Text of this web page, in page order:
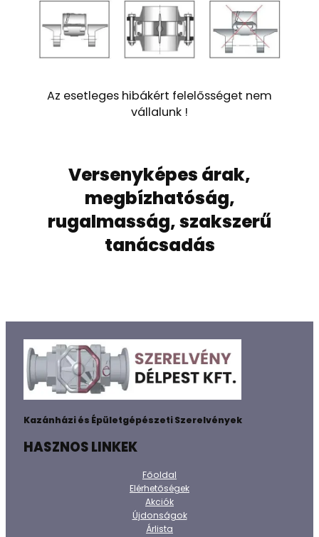
Az esetleges hibákért felelősséget nem
vállalunk !
Versenyképes árak,
megbízhatóság,
rugalmasság, szakszerű
tanácsadás
Kazánházi és Épületgépészeti Szerelvények
HASZNOS LINKEK
Főoldal
Elérhetőségek
Akciók
Újdonságok
Árlista